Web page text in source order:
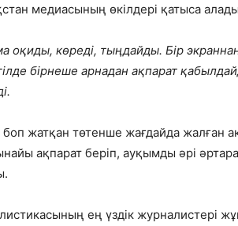
медиасының өкілдері қатыса
оқиды, көреді, тыңдайды. Бір
бірнеше арнадан ақпарат
боп жатқан төтенше жағдайда жалған
ақпарат беріп, ауқымды әрі
ең үздік журналистері